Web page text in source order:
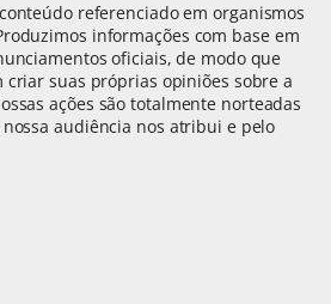
referenciado em organismos
informações com base em
oficiais, de modo que
criar suas próprias opiniões sobre a
ações são totalmente norteadas
audiência nos atribui e pelo